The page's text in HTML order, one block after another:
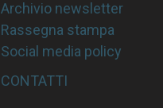
Archivio newsletter
Rassegna stampa
Social media policy
CONTATTI